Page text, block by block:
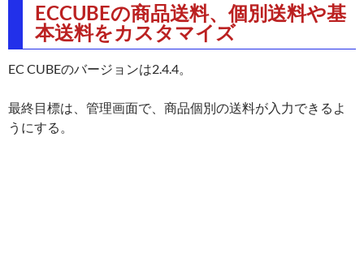
ECCUBEの商品送料、個別送料や基
本送料をカスタマイズ
EC CUBEのバージョンは2.4.4。
最終目標は、管理画面で、商品個別の送料が入力できるよ
うにする。